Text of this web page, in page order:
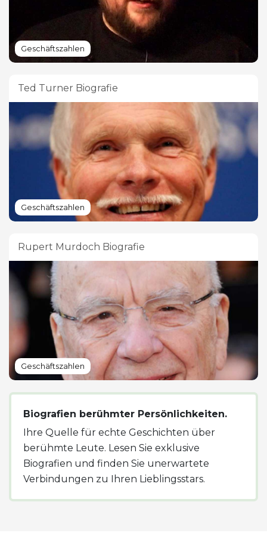
Geschäftszahlen
Ted Turner Biografie
Geschäftszahlen
Rupert Murdoch Biografie
Geschäftszahlen
Biografien berühmter Persönlichkeiten.
Ihre Quelle für echte Geschichten über
berühmte Leute. Lesen Sie exklusive
Biografien und finden Sie unerwartete
Verbindungen zu Ihren Lieblingsstars.